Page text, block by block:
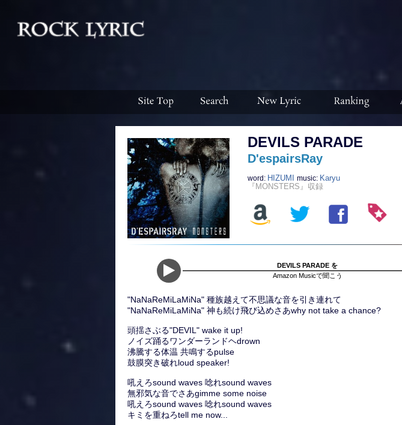
DEVILS PARADE
D'espairsRay
word: HIZUMI music: Karyu
『MONSTERS』収録
DEVILS PARADE を
Amazon Musicで聞こう
"NaNaReMiLaMiNa" 種族越えて不思議な音を引き連れて
"NaNaReMiLaMiNa" 神も続け飛び込めさあwhy not take a chance?
頭揺さぶる"DEVIL" wake it up!
ノイズ踊るワンダーランドヘdrown
沸騰する体温 共鳴するpulse
鼓膜突き破れloud speaker!
吼えろsound waves 唸れsound waves
無邪気な音でさあgimme some noise
吼えろsound waves 唸れsound waves
キミを重ねろtell me now...